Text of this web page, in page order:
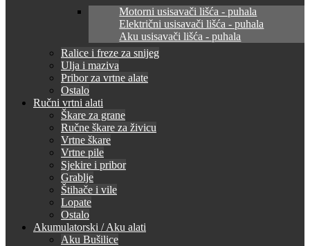
Motorni usisavači lišća - puhala
Električni usisavači lišća - puhala
Aku usisavači lišća - puhala
Ralice i freze za snijeg
Ulja i maziva
Pribor za vrtne alate
Ostalo
Ručni vrtni alati
Škare za grane
Ručne škare za živicu
Vrtne škare
Vrtne pile
Sjekire i pribor
Grablje
Štihače i vile
Lopate
Ostalo
Akumulatorski / Aku alati
Aku Bušilice